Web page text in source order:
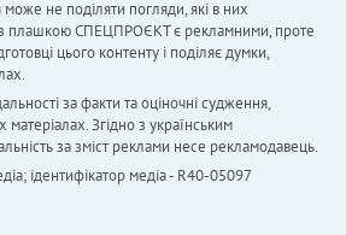
не поділяти погляди, які в них
з плашкою СПЕЦПРОЄКТ є рекламними, проте
цього контенту і поділяє думки,
за факти та оціночні судження,
Згідно з українським
за зміст реклами несе рекламодавець.
ідентифікатор медіа - R40-05097